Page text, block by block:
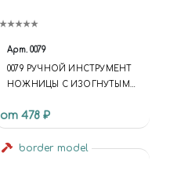
Арт. 0079
0079 РУЧНОЙ ИНСТРУМЕНТ
НОЖНИЦЫ С ИЗОГНУТЫМИ
от 478 ₽
border model